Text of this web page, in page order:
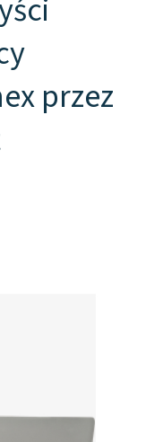
przez